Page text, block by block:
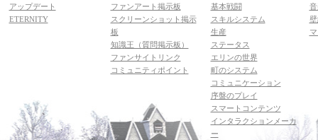
アップデート
ETERNITY
ファンアート掲示板
スクリーンショット掲示
板
知識王（質問掲示板）
ファンサイトリンク
コミュニティポイント
基本戦闘
スキルシステム
生産
ステータス
エリンの世界
町のシステム
コミュニケーション
序盤のプレイ
スマートコンテンツ
インタラクションメーカ
ー